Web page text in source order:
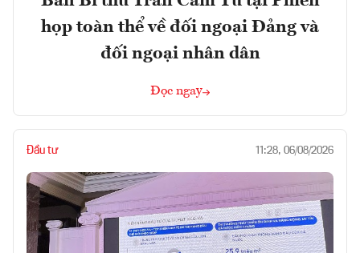
họp toàn thể về đối ngoại Đảng và
đối ngoại nhân dân
Đọc ngay
Đầu tư 11:28, 06/08/2026